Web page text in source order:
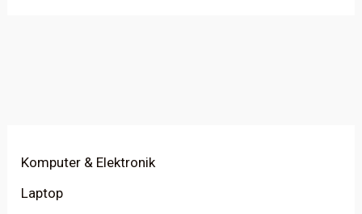
Komputer & Elektronik
Laptop